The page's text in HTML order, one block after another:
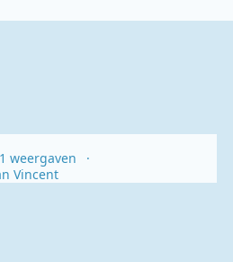
weergaven
Vincent